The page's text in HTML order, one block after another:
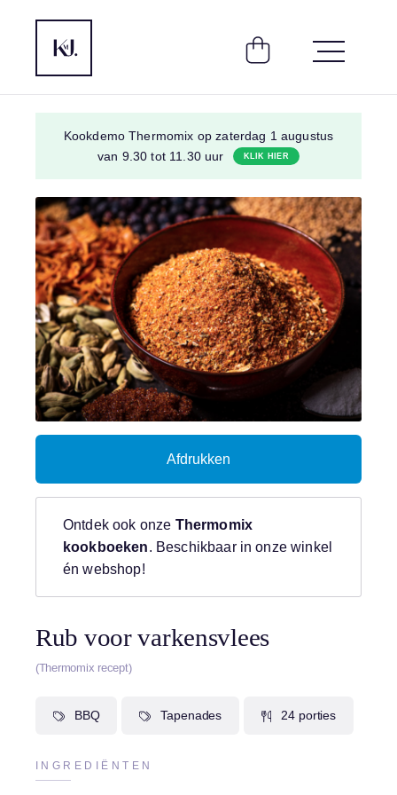
Kookdemo Thermomix op zaterdag 1 augustus
van 9.30 tot 11.30 uur
KLIK HIER
Afdrukken
Ontdek ook onze Thermomix
kookboeken. Beschikbaar in onze winkel
én webshop!
Rub voor varkensvlees
(Thermomix recept)
BBQ Tapenades 24 porties
INGREDIËNTEN